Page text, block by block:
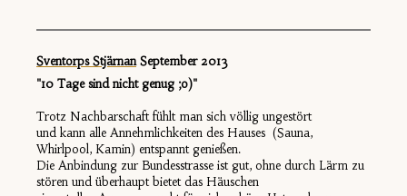
Sventorps Stjärnan September 2013
"10 Tage sind nicht genug ;o)"
Trotz Nachbarschaft fühlt man sich völlig ungestört
und kann alle Annehmlichkeiten des Hauses (Sauna,
Whirlpool, Kamin) entspannt genießen.
Die Anbindung zur Bundesstrasse ist gut, ohne durch Lärm zu
stören und überhaupt bietet das Häuschen